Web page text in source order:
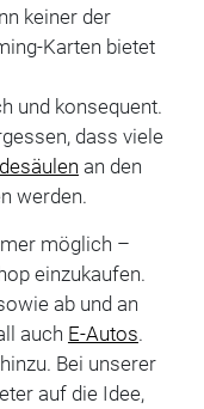
keiner der
Karten bietet
und konsequent.
dass viele
an den
werden.
möglich –
einzukaufen.
ab und an
auch E-Autos.
Bei unserer
auf die Idee,